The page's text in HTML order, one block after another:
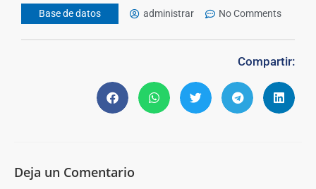
Base de datos administrar No Comments
Compartir:
Deja un Comentario